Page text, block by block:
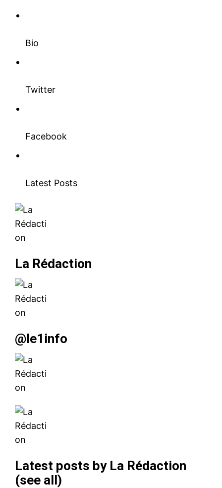
Bio
Twitter
Facebook
Latest Posts
La Rédaction
@le1info
Latest posts by La Rédaction
(see all)